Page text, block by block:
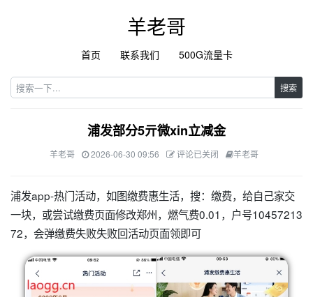
羊老哥
首页 联系我们 500G流量卡
搜索
浦发部分5亓微xin立减金
羊老哥 2026-06-30 09:56 评论已关闭 羊老哥
浦发app-热门活动，如图缴费惠生活，搜：缴费，给自己家交
一块，或尝试缴费页面修改郑州，燃气费0.01，户号10457213
72，会弹缴费失败失败回活动页面领即可